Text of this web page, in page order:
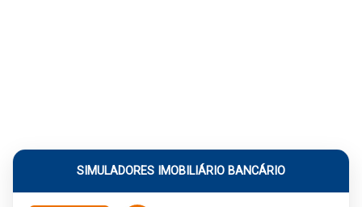
SIMULADORES IMOBILIÁRIO BANCÁRIO